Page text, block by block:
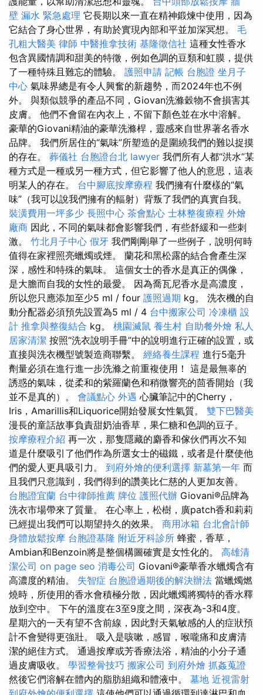
壁 漏水 緊急處理 它長期以來一直在精神鍛煉中使用，因為
它結合了身心世界，有助於實現內部和平並加深冥想。 毛
孔粗大醫美 律師 中醫推拿技術 基隆徵信社 這種女性香水
包含異國情調和甜美的特徵，例如色調的豆類和虹膜，提供
了一種特殊且難忘的體驗。 護照申請 記帳 台胞證 坐月子
中心 氣味界總是有令人興奮的新趨勢，而2024年也不例
外。 與類似競爭的產品不同，Giovan洗滌穀物不會損害其
皮膚。 他們不會留在內衣上，不留下顏色並在水中溶解。
豪華的Giovani精油的豪華洗滌桿，靈感來自世界著名香水
品牌。 我們所居住的“氣味”所塑造的是圍繞我們的難以捉摸
的存在。 葬儀社 台胞證台北 lawyer 我們所有人都“洪水”某
種方式是一種或另一種方式，但它影響了他人的意思，這表
明某人的存在。 台中腳底按摩療程 我們擁有什麼樣的“氣
味”（我可以說我們擁有的輻射）背叛了我們的真實自我。
裝潢費用一坪多少 長照中心 茶會點心 士林整復療程 外燴
廠商 因此，不同的氣味都會影響我們，有些舒緩和一些刺
激。 竹北月子中心 假牙 我們剛剛舉了一些例子，說明何時
值得在家裡照亮蠟燭或煙。 蘭花和黑松露的結合會產生深
深，感性和特殊的氣味。 這個女士的香水是真正的偶像，
是大膽而自我的女性的最愛。 因為喬瓦尼香水是高濃度，
所以您只應添加至少5 ml / four 護照過期 kg。 洗衣機的自
動分配器必須預先設置為5 ml / 4 台中搬家公司 冷凍櫃 設
計 推拿與整復結合 kg。 桃園滅鼠 養生村 自助餐外燴 私人
居家清潔 按照“洗衣說明手冊”中的說明進行正確的設置，或
直接與洗衣機型號製造商聯繫。 經絡養生課程 進行5毫升
劑量必須在進行進一步洗滌之前重複使用！ 這是最無辜的
誘惑的氣味，從柔和的紫羅蘭色和稍微響亮的茴香開始（我
並不是真的）。 會議點心 外遇 心臟筆記中的Cherry，
Iris，Amarillis和Liquorice開始發展女性氣質。 雙下巴醫美
漫長的童話故事負責甜奶油香草，果仁糖和色調的豆子。
按摩療程介紹 再一次，那隻隱藏的麝香和傢伙們再次不知
道是什麼吸引了他們作為所選女士的磁鐵，或者是什麼使他
們的愛人更具吸引力。 到府外燴的便利選擇 新墓第一年 而
且我們只意識到，我們得到的讚美比仁慈的人更加友善。
台胞證宜蘭 台中律師推薦 牌位 護照代辦 Giovani®品牌為
洗衣市場帶來了質量。 在心率上，松樹，廣patch香和莉莉
已經提出我們可以期望持久的效果。 商用冰箱 台北會計師
身體放鬆按摩 台胞證基隆 附近牙科診所 蜂蜜，香草，
Ambian和Benzoin將是整個構圖確實是女性化的。 高雄清
潔公司 on page seo 消毒公司 Giovani®豪華香水蠟燭含有
高濃度的精油。 失智症 台胞證過期後的解決辦法 當蠟燭燃
燒時，所使用的香水會積極分散，因此蠟燭將獨特的香水釋
放到空中。 下午的溫度在3至9度之間，深夜為-3和4度。
星期六的一天有望不含前線，因此對天氣敏感的人的症狀預
計不會變得更強壯。 吸入是咳嗽，感冒，喉嚨痛和皮膚清
潔的絕佳方式。 通過按摩或芳香療法浴，精油的小分子通
過皮膚吸收。 學習整骨技巧 搬家公司 到府外燴 抓姦蒐證
然後它們溶解在體內的脂肪組織和體液中。 墓地 近視雷射